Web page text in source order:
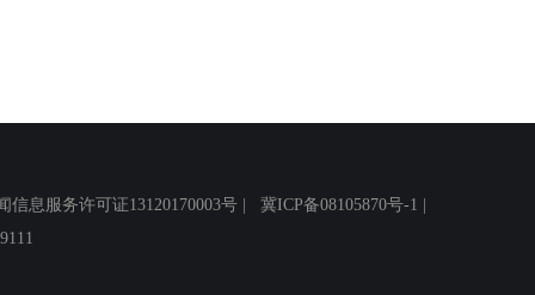
息服务许可证13120170003号 | 冀ICP备08105870号-1